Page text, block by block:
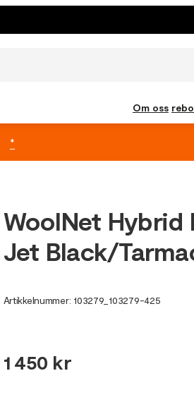
Om oss
*
WoolNet Hybrid
Jet Black/
Artikkelnummer: 103279_ 103279-425
1 450 kr